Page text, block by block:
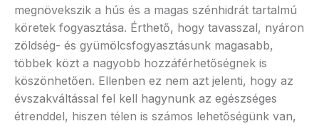
megnövekszik a hús és a magas szénhidrát tartalmú
köretek fogyasztása. Érthető, hogy tavasszal, nyáron
zöldség- és gyümölcsfogyasztásunk magasabb,
többek közt a nagyobb hozzáférhetőségnek is
köszönhetően. Ellenben ez nem azt jelenti, hogy az
évszakváltással fel kell hagynunk az egészséges
étrenddel, hiszen télen is számos lehetőségünk van,